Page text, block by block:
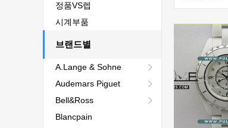
정품VS렙
시계부품
브랜드별
A.Lange & Sohne
Audemars Piguet
Bell&Ross
Blancpain